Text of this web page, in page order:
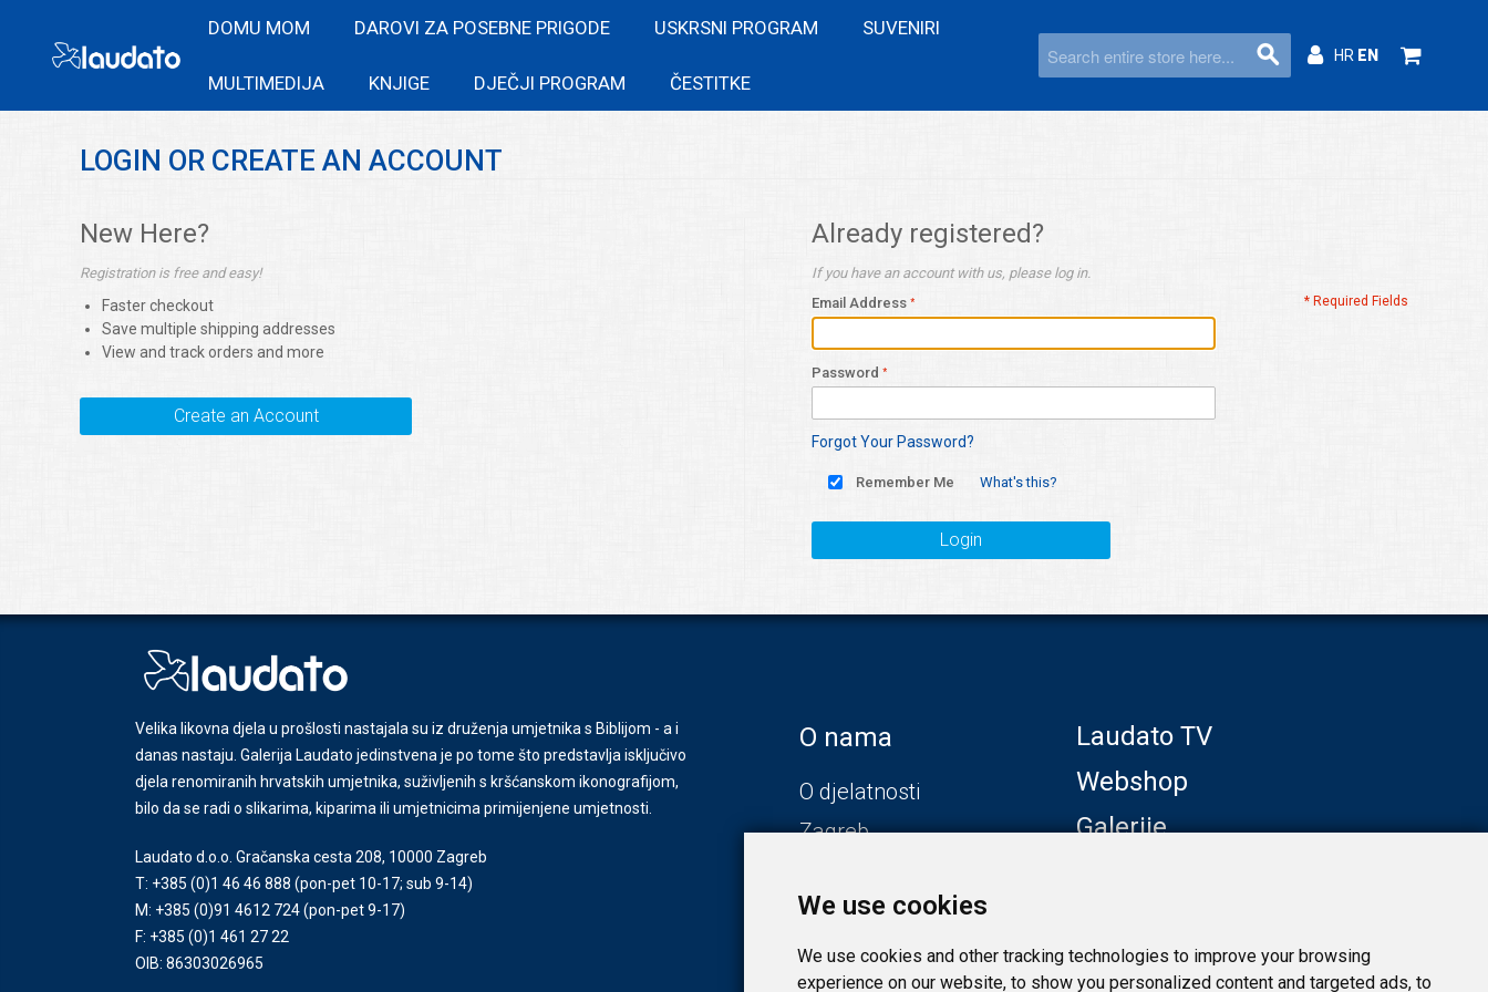
We use cookies
We use cookies and other tracking technologies to improve your browsing
experience on our website, to show you personalized content and targeted ads, to
DOMU MOM DAROVI ZA POSEBNE PRIGODE USKRSNI PROGRAM SUVENIRI
MULTIMEDIJA KNJIGE DJEČJI PROGRAM ČESTITKE
HR EN
LOGIN OR CREATE AN ACCOUNT
New Here?
Registration is free and easy!
Faster checkout
Save multiple shipping addresses
View and track orders and more
Create an Account
Already registered?
If you have an account with us, please log in.
* Required Fields
Email Address
Password
Forgot Your Password?
Remember Me What's this?
Login
Velika likovna djela u prošlosti nastajala su iz druženja umjetnika s Biblijom - a i
danas nastaju. Galerija Laudato jedinstvena je po tome što predstavlja isključivo
djela renomiranih hrvatskih umjetnika, suživljenih s kršćanskom ikonografijom,
bilo da se radi o slikarima, kiparima ili umjetnicima primijenjene umjetnosti.
Laudato d.o.o. Gračanska cesta 208, 10000 Zagreb
T: +385 (0)1 46 46 888 (pon-pet 10-17; sub 9-14)
M: +385 (0)91 4612 724(pon-pet 9-17)
F: +385 (0)1 461 27 22
OIB: 86303026965
O nama
O djelatnosti
Zagreb
Laudato TV
Webshop
Galerije